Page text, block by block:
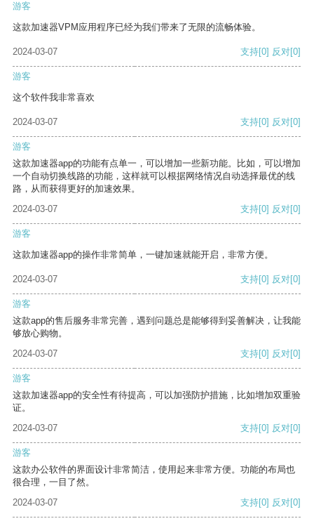
游客
这款加速器VPM应用程序已经为我们带来了无限的流畅体验。
2024-03-07 支持[0] 反对[0]
游客
这个软件我非常喜欢
2024-03-07 支持[0] 反对[0]
游客
这款加速器app的功能有点单一，可以增加一些新功能。比如，可以增加
一个自动切换线路的功能，这样就可以根据网络情况自动选择最优的线
路，从而获得更好的加速效果。
2024-03-07
支持[0] 反对[0]
游客
这款加速器app的操作非常简单，一键加速就能开启，非常方便。
2024-03-07 支持[0] 反对[0]
游客
这款app的售后服务非常完善，遇到问题总是能够得到妥善解决，让我能
够放心购物。
2024-03-07
支持[0] 反对[0]
游客
这款加速器app的安全性有待提高，可以加强防护措施，比如增加双重验
证。
2024-03-07
支持[0] 反对[0]
游客
这款办公软件的界面设计非常简洁，使用起来非常方便。功能的布局也
很合理，一目了然。
2024-03-07
支持[0] 反对[0]